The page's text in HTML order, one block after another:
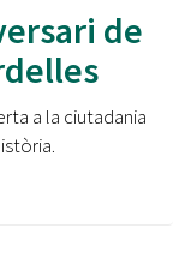
de
a la ciutadania